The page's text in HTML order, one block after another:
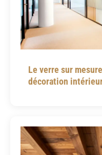
Le verre sur
décoration